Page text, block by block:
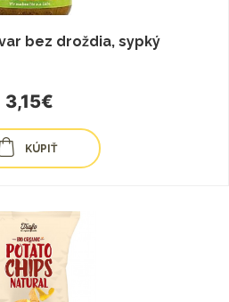
bez droždia, sypký
3,15€
KÚPIŤ